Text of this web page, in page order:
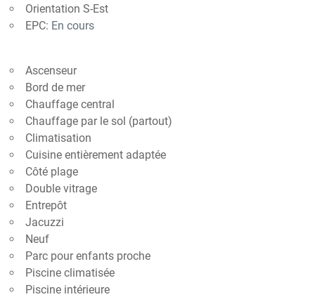
Orientation S-Est
EPC: En cours
Ascenseur
Bord de mer
Chauffage central
Chauffage par le sol (partout)
Climatisation
Cuisine entièrement adaptée
Côté plage
Double vitrage
Entrepôt
Jacuzzi
Neuf
Parc pour enfants proche
Piscine climatisée
Piscine intérieure